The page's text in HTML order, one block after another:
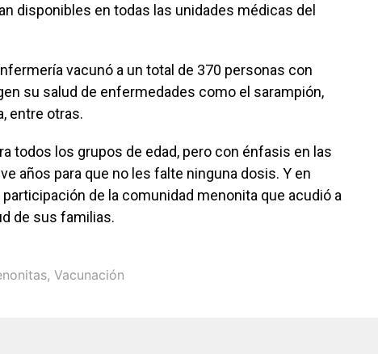
disponibles en todas las unidades médicas del
vacunó a un total de 370 personas con
su salud de enfermedades como el sarampión,
entre otras.
todos los grupos de edad, pero con énfasis en las
años para que no les falte ninguna dosis. Y en
de la comunidad menonita que acudió a
de sus familias.
, Vacunación